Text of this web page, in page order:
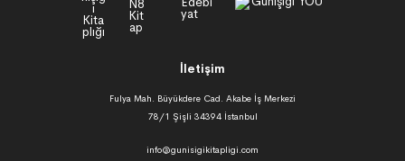
İletişim
Fulya Mah. Büyükdere Cad. Akabe İş Merkezi
78/1 Şişli 34394 İstanbul
info@gunisigikitapligi.com